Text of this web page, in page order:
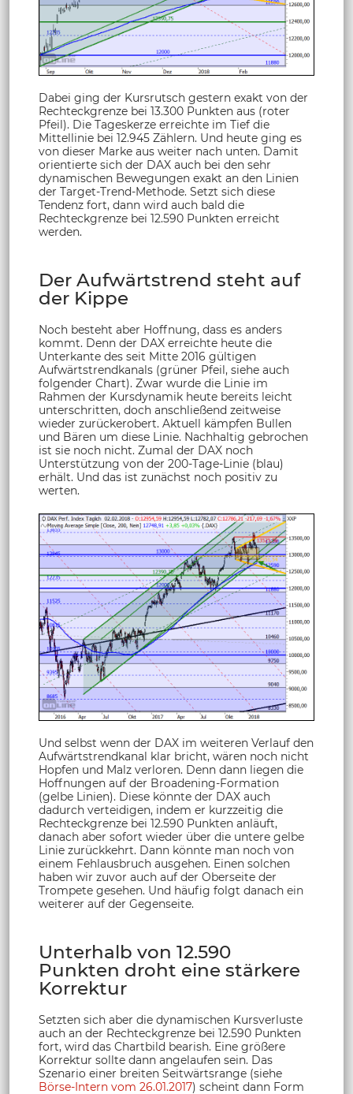
Dabei ging der Kursrutsch gestern exakt von der
Rechteckgrenze bei 13.300 Punkten aus (roter
Pfeil). Die Tageskerze erreichte im Tief die
Mittellinie bei 12.945 Zählern. Und heute ging es
von dieser Marke aus weiter nach unten. Damit
orientierte sich der DAX auch bei den sehr
dynamischen Bewegungen exakt an den Linien
der Target-Trend-Methode. Setzt sich diese
Tendenz fort, dann wird auch bald die
Rechteckgrenze bei 12.590 Punkten erreicht
werden.
Der Aufwärtstrend steht auf
der Kippe
Noch besteht aber Hoffnung, dass es anders
kommt. Denn der DAX erreichte heute die
Unterkante des seit Mitte 2016 gültigen
Aufwärtstrendkanals (grüner Pfeil, siehe auch
folgender Chart). Zwar wurde die Linie im
Rahmen der Kursdynamik heute bereits leicht
unterschritten, doch anschließend zeitweise
wieder zurückerobert. Aktuell kämpfen Bullen
und Bären um diese Linie. Nachhaltig gebrochen
ist sie noch nicht. Zumal der DAX noch
Unterstützung von der 200-Tage-Linie (blau)
erhält. Und das ist zunächst noch positiv zu
werten.
Und selbst wenn der DAX im weiteren Verlauf den
Aufwärtstrendkanal klar bricht, wären noch nicht
Hopfen und Malz verloren. Denn dann liegen die
Hoffnungen auf der Broadening-Formation
(gelbe Linien). Diese könnte der DAX auch
dadurch verteidigen, indem er kurzzeitig die
Rechteckgrenze bei 12.590 Punkten anläuft,
danach aber sofort wieder über die untere gelbe
Linie zurückkehrt. Dann könnte man noch von
einem Fehlausbruch ausgehen. Einen solchen
haben wir zuvor auch auf der Oberseite der
Trompete gesehen. Und häufig folgt danach ein
weiterer auf der Gegenseite.
Unterhalb von 12.590
Punkten droht eine stärkere
Korrektur
Setzten sich aber die dynamischen Kursverluste
auch an der Rechteckgrenze bei 12.590 Punkten
fort, wird das Chartbild bearish. Eine größere
Korrektur sollte dann angelaufen sein. Das
Szenario einer breiten Seitwärtsrange (siehe
Börse-Intern vom 26.01.2017) scheint dann Form